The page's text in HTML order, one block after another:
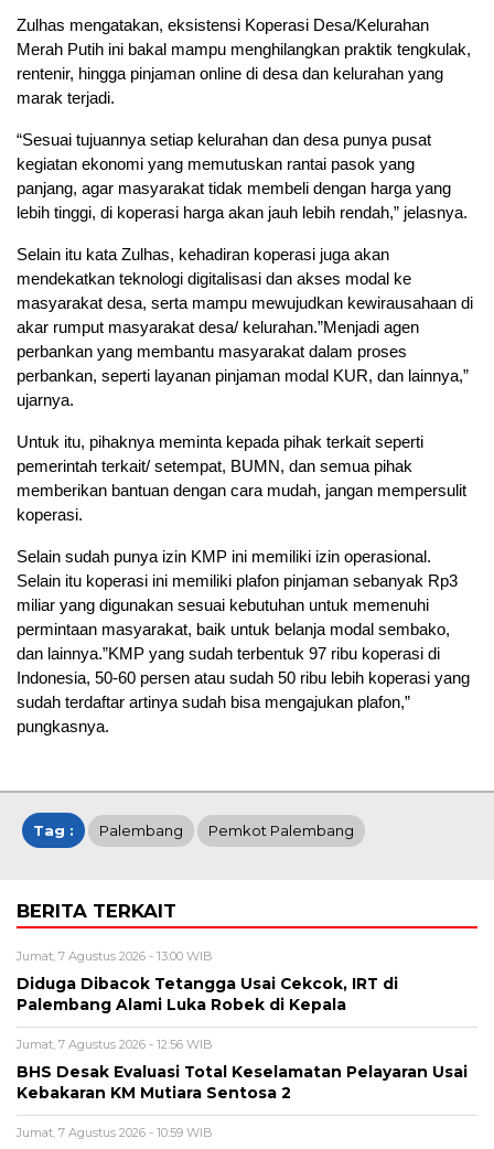
Zulhas mengatakan, eksistensi Koperasi Desa/Kelurahan
Merah Putih ini bakal mampu menghilangkan praktik tengkulak,
rentenir, hingga pinjaman online di desa dan kelurahan yang
marak terjadi.
“Sesuai tujuannya setiap kelurahan dan desa punya pusat
kegiatan ekonomi yang memutuskan rantai pasok yang
panjang, agar masyarakat tidak membeli dengan harga yang
lebih tinggi, di koperasi harga akan jauh lebih rendah,” jelasnya.
Selain itu kata Zulhas, kehadiran koperasi juga akan
mendekatkan teknologi digitalisasi dan akses modal ke
masyarakat desa, serta mampu mewujudkan kewirausahaan di
akar rumput masyarakat desa/ kelurahan.”Menjadi agen
perbankan yang membantu masyarakat dalam proses
perbankan, seperti layanan pinjaman modal KUR, dan lainnya,”
ujarnya.
Untuk itu, pihaknya meminta kepada pihak terkait seperti
pemerintah terkait/ setempat, BUMN, dan semua pihak
memberikan bantuan dengan cara mudah, jangan mempersulit
koperasi.
Selain sudah punya izin KMP ini memiliki izin operasional.
Selain itu koperasi ini memiliki plafon pinjaman sebanyak Rp3
miliar yang digunakan sesuai kebutuhan untuk memenuhi
permintaan masyarakat, baik untuk belanja modal sembako,
dan lainnya.”KMP yang sudah terbentuk 97 ribu koperasi di
Indonesia, 50-60 persen atau sudah 50 ribu lebih koperasi yang
sudah terdaftar artinya sudah bisa mengajukan plafon,”
pungkasnya.
Tag : Palembang Pemkot Palembang
BERITA TERKAIT
Jumat, 7 Agustus 2026 - 13:00 WIB
Diduga Dibacok Tetangga Usai Cekcok, IRT di
Palembang Alami Luka Robek di Kepala
Jumat, 7 Agustus 2026 - 12:56 WIB
BHS Desak Evaluasi Total Keselamatan Pelayaran Usai
Kebakaran KM Mutiara Sentosa 2
Jumat, 7 Agustus 2026 - 10:59 WIB